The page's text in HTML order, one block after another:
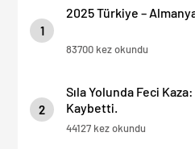
1
2025 Türkiye –
83700 kez okundu
2
Sıla Yolunda Feci
Kaybetti.
44127 kez okundu